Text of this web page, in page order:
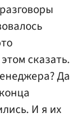
сказать.
Да
И я их